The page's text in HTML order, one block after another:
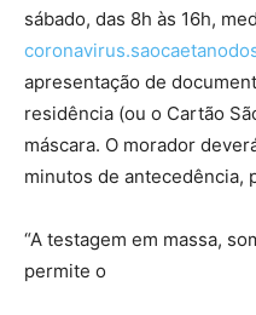
sábado, das 8h às 16h,
apresentação de
residência (ou o Cartão
máscara. O morador
minutos de antecedência,
“A testagem em massa,
permite o